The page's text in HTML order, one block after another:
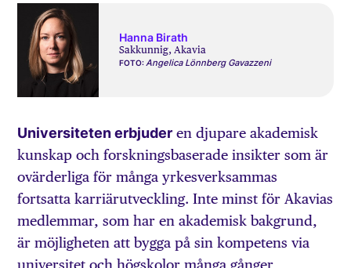
Hanna Birath
Sakkunnig, Akavia
FOTO:Angelica Lönnberg Gavazzeni
Universiteten erbjuder en djupare akademisk
kunskap och forskningsbaserade insikter som är
ovärderliga för många yrkesverksammas
fortsatta karriärutveckling. Inte minst för Akavias
medlemmar, som har en akademisk bakgrund,
är möjligheten att bygga på sin kompetens via